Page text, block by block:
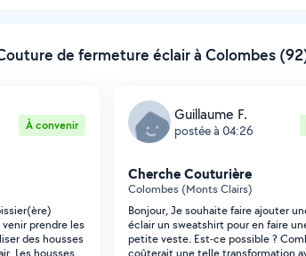
de fermeture éclair à Colombes
À convenir
prendre les
des housses
Les housses
Guillaume F.
postée à 04:26
Cherche Couturière
Colombes (Monts Clairs)
Bonjour, Je souhaite faire ajouter
éclair un sweatshirt pour en faire
petite veste. Est-ce possible ?
coûterait une telle transformation